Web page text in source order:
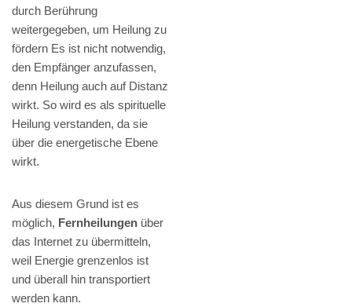
durch Berührung
weitergegeben, um Heilung zu
fördern Es ist nicht notwendig,
den Empfänger anzufassen,
denn Heilung auch auf Distanz
wirkt. So wird es als spirituelle
Heilung verstanden, da sie
über die energetische Ebene
wirkt.
Aus diesem Grund ist es
möglich, Fernheilungen über
das Internet zu übermitteln,
weil Energie grenzenlos ist
und überall hin transportiert
werden kann.